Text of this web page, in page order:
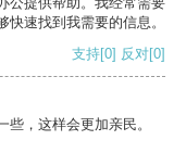
速找到我需要的信息。
支持[0] 反对[0]
，这样会更加亲民。